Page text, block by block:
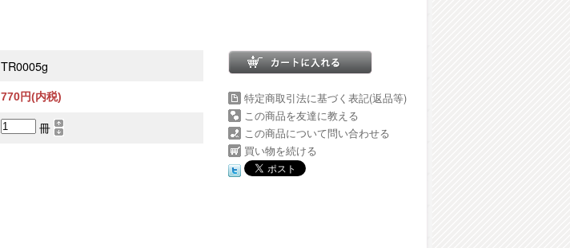
TR0005g
770円(内税)
冊
特定商取引法に基づく表記(返品等)
この商品を友達に教える
この商品について問い合わせる
買い物を続ける